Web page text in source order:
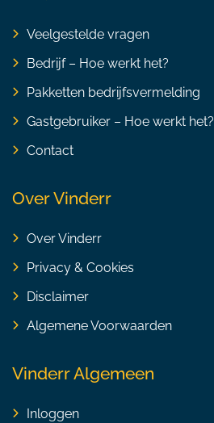
Veelgestelde vragen
Bedrijf – Hoe werkt het?
Pakketten bedrijfsvermelding
Gastgebruiker – Hoe werkt het?
Contact
Over Vinderr
Over Vinderr
Privacy & Cookies
Disclaimer
Algemene Voorwaarden
Vinderr Algemeen
Inloggen